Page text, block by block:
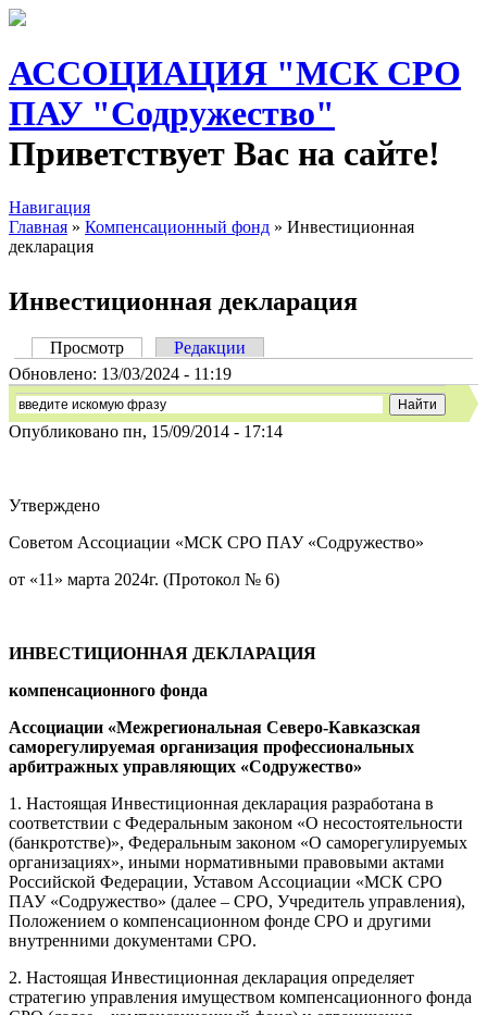
АССОЦИАЦИЯ "МСК СРО
ПАУ "Содружество"
Приветствует Вас на сайте!
Навигация
Вы здесь
Главная » Компенсационный фонд » Инвестиционная
декларация
Инвестиционная декларация
Главные вкладки
Просмотр (активная вкладка)
Редакции
Обновлено: 13/03/2024 - 11:19
Опубликовано пн, 15/09/2014 - 17:14
Утверждено
Советом Ассоциации «МСК СРО ПАУ «Содружество»
от «11» марта 2024г. (Протокол № 6)
ИНВЕСТИЦИОННАЯ ДЕКЛАРАЦИЯ
компенсационного фонда
Ассоциации «Межрегиональная Северо-Кавказская
саморегулируемая организация профессиональных
арбитражных управляющих «Содружество»
1. Настоящая Инвестиционная декларация разработана в
соответствии с Федеральным законом «О несостоятельности
(банкротстве)», Федеральным законом «О саморегулируемых
организациях», иными нормативными правовыми актами
Российской Федерации, Уставом Ассоциации «МСК СРО
ПАУ «Содружество» (далее – СРО, Учредитель управления),
Положением о компенсационном фонде СРО и другими
внутренними документами СРО.
2. Настоящая Инвестиционная декларация определяет
стратегию управления имуществом компенсационного фонда